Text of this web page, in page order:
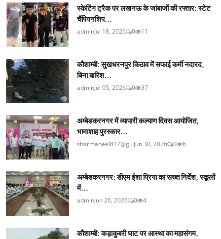
स्केटिंग ट्रैक पर लखनऊ के जांबाजों की रफ्तार: स्टेट
चैंपियनशिप...
adminJul 18, 2026 0 11
कौशाम्बी: सुखधरनपुर किठाव में सफाई कर्मी नदारद,
बिना बारिश...
adminJul 05, 2026 0 37
अम्बेडकरनगर में व्यापारी कल्याण दिवस आयोजित,
भामाशाह पुरस्कार...
sharmaneel817@g...Jun 30, 2026 0 6
अम्बेडकरनगर: डीएम ईशा प्रिया का सख्त निर्देश, स्कूलों
में...
adminJun 26, 2026 0 4
कौशाम्बी: कड़ाकुबरी घाट पर आस्था का महासंगम,